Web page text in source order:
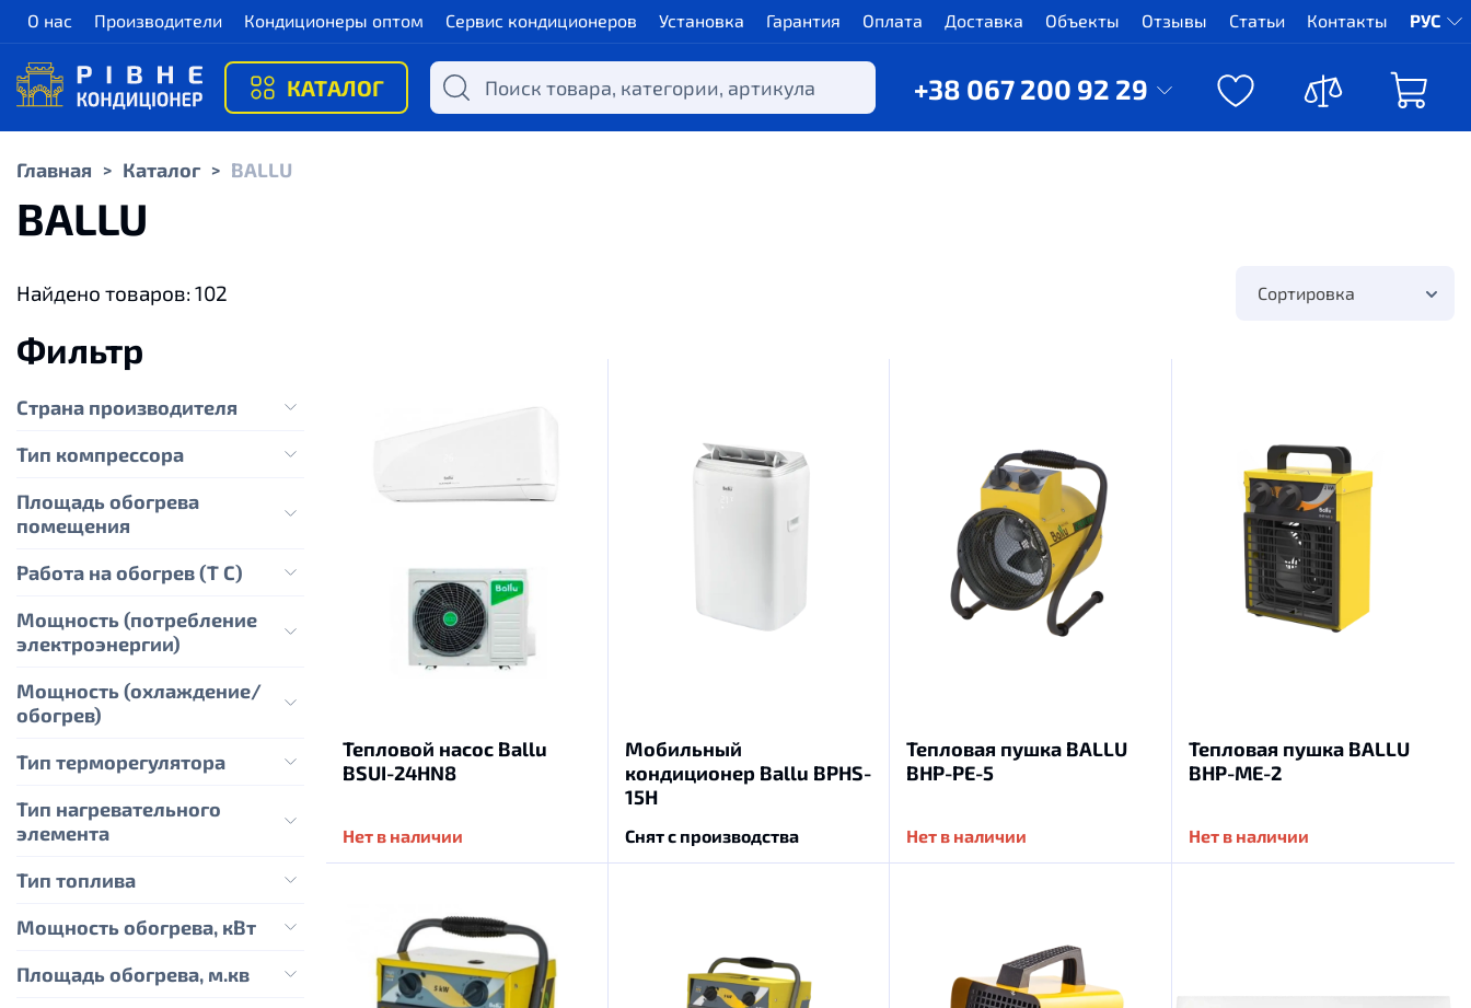
О нас Производители Кондиционеры оптом Сервис кондиционеров Установка Гарантия Оплата Доставка Объекты Отзывы Статьи Контакты РУС
КАТАЛОГ +38 067 200 92 29
Главная > Каталог > BALLU
BALLU
Найдено товаров: 102 Сортировка
Фильтр
Страна производителя
Тип компрессора
Площадь обогрева
помещения
Работа на обогрев (Т С)
Мощность (потребление
электроэнергии)
Мощность (охлаждение/
обогрев)
Тип терморегулятора
Тип нагревательного
элемента
Тип топлива
Мощность обогрева, кВт
Площадь обогрева, м.кв
Тепловой насос Ballu
BSUI-24HN8
Нет в наличии
Мобильный
кондиционер Ballu BPHS-
15H
Снят с производства
Тепловая пушка BALLU
BHP-PE-5
Нет в наличии
Тепловая пушка BALLU
BHP-ME-2
Нет в наличии